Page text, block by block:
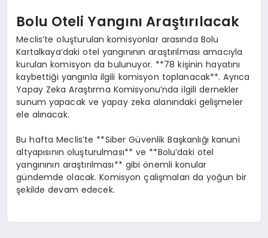
Bolu Oteli Yangını Araştırılacak
Meclis’te oluşturulan komisyonlar arasında Bolu
Kartalkaya’daki otel yangınının araştırılması amacıyla
kurulan komisyon da bulunuyor. **78 kişinin hayatını
kaybettiği yangınla ilgili komisyon toplanacak**. Ayrıca
Yapay Zeka Araştırma Komisyonu’nda ilgili dernekler
sunum yapacak ve yapay zeka alanındaki gelişmeler
ele alınacak.
Bu hafta Meclis’te **Siber Güvenlik Başkanlığı kanuni
altyapısının oluşturulması** ve **Bolu’daki otel
yangınının araştırılması** gibi önemli konular
gündemde olacak. Komisyon çalışmaları da yoğun bir
şekilde devam edecek.